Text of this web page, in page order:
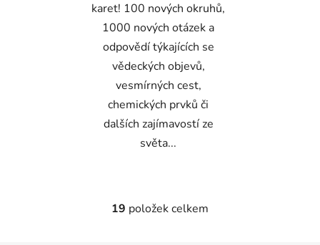
karet! 100 nových okruhů,
1000 nových otázek a
odpovědí týkajících se
vědeckých objevů,
vesmírných cest,
chemických prvků či
dalších zajímavostí ze
světa...
O
19 položek celkem